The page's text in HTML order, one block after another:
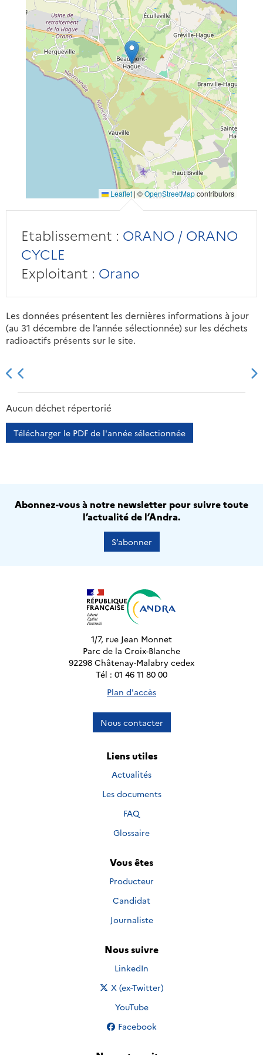
Leaflet | ©OpenStreetMapcontributors
Etablissement : ORANO / ORANO
CYCLE
Exploitant : Orano
Les données présentent les dernières informations à jour
(au 31 décembre de l’année sélectionnée) sur les déchets
radioactifs présents sur le site.
2013 2014
Aucun déchet répertorié
Télécharger le PDF de l'année sélectionnée
Abonnez-vous à notre newsletter pour suivre toute
l’actualité de l’Andra.
S’abonner
1/7, rue Jean Monnet
Parc de la Croix-Blanche
92298 Châtenay-Malabry cedex
Tél : 01 46 11 80 00
Plan d'accès
Nous contacter
Liens utiles
Actualités
Les documents
FAQ
Glossaire
Vous êtes
Producteur
Candidat
Journaliste
Nous suivre
Nous suivre sur
LinkedIn
Nous suivre sur
X (ex-Twitter)
Nous suivre sur
YouTube
Nous suivre sur
Facebook